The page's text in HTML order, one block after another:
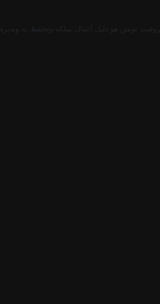
تروفيت تونس هو دليل أعمال تملكه وتحتفظ به وتديره